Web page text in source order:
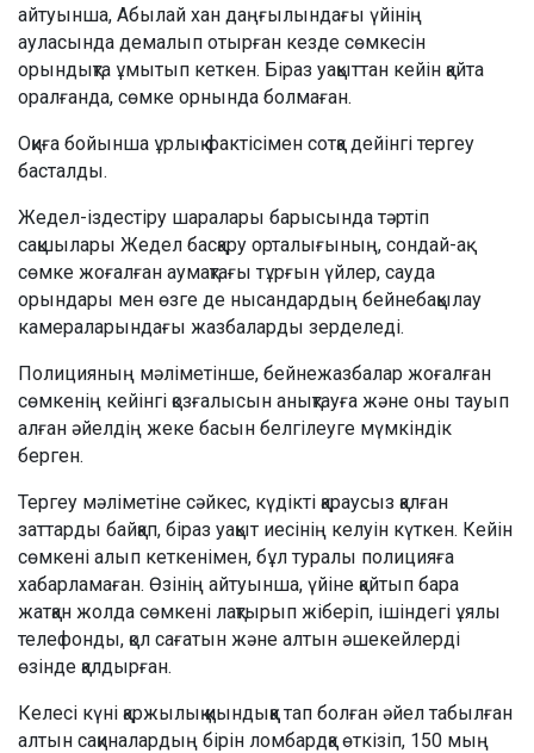
айтуынша, Абылай хан даңғылындағы үйінің
ауласында демалып отырған кезде сөмкесін
орындықта ұмытып кеткен. Біраз уақыттан кейін қайта
оралғанда, сөмке орнында болмаған.
Оқиға бойынша ұрлық фактісімен сотқа дейінгі тергеу
басталды.
Жедел-іздестіру шаралары барысында тәртіп
сақшылары Жедел басқару орталығының, сондай-ақ
сөмке жоғалған аумақтағы тұрғын үйлер, сауда
орындары мен өзге де нысандардың бейнебақылау
камераларындағы жазбаларды зерделеді.
Полицияның мәліметінше, бейнежазбалар жоғалған
сөмкенің кейінгі қозғалысын анықтауға және оны тауып
алған әйелдің жеке басын белгілеуге мүмкіндік
берген.
Тергеу мәліметіне сәйкес, күдікті қараусыз қалған
заттарды байқап, біраз уақыт иесінің келуін күткен. Кейін
сөмкені алып кеткенімен, бұл туралы полицияға
хабарламаған. Өзінің айтуынша, үйіне қайтып бара
жатқан жолда сөмкені лақтырып жіберіп, ішіндегі ұялы
телефонды, қол сағатын және алтын әшекейлерді
өзінде қалдырған.
Келесі күні қаржылық қиындыққа тап болған әйел табылған
алтын сақиналардың бірін ломбардқа өткізіп, 150 мың